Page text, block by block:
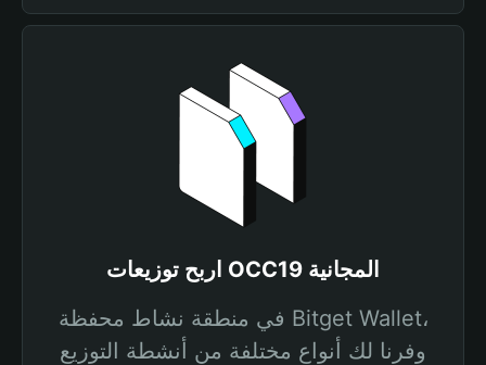
اربح توزيعات OCC19 المجانية
في منطقة نشاط محفظة Bitget Wallet،
وفرنا لك أنواع مختلفة من أنشطة التوزيع